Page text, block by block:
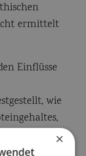
ermittelt
Einflüsse
wie
und in den
×